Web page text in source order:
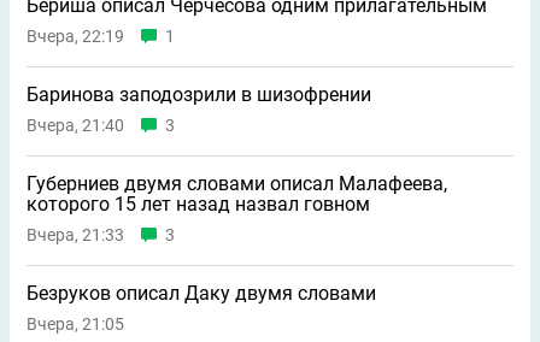
Бериша описал Черчесова одним прилагательным
Вчера, 22:19 1
Баринова заподозрили в шизофрении
Вчера, 21:40 3
Губерниев двумя словами описал Малафеева,
которого 15 лет назад назвал говном
Вчера, 21:33 3
Безруков описал Даку двумя словами
Вчера, 21:05